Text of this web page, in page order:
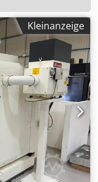
Kleinanzeige